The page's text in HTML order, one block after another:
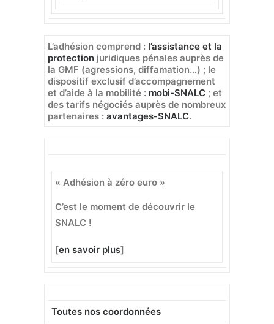
L’adhésion comprend : l’assistance et la
protection juridiques pénales auprès de
la GMF (agressions, diffamation…) ; le
dispositif exclusif d’accompagnement
et d’aide à la mobilité : mobi-SNALC ; et
des tarifs négociés auprès de nombreux
partenaires : avantages-SNALC.
« Adhésion à zéro euro »
C’est le moment de découvrir le
SNALC !
[en savoir plus]
Toutes nos coordonnées